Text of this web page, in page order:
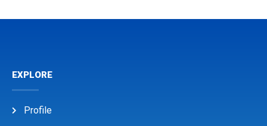
EXPLORE
Profile